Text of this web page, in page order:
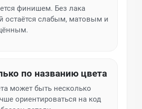
финишем. Без лака
остаётся слабым, матовым и
по названию цвета
может быть несколько
ориентироваться на код